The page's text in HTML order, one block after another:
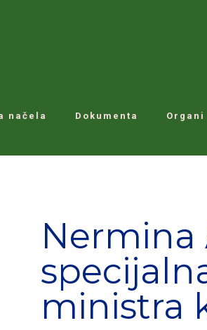
načela Dokumenta Organi
Nermina
ministra